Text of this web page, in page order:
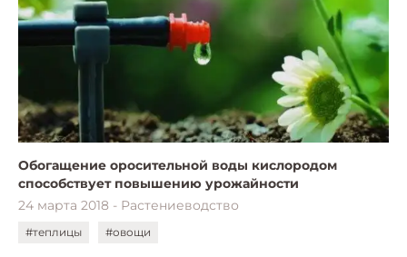
Обогащение оросительной воды кислородом
способствует повышению урожайности
24 марта 2018 - Растениеводство
#теплицы #овощи